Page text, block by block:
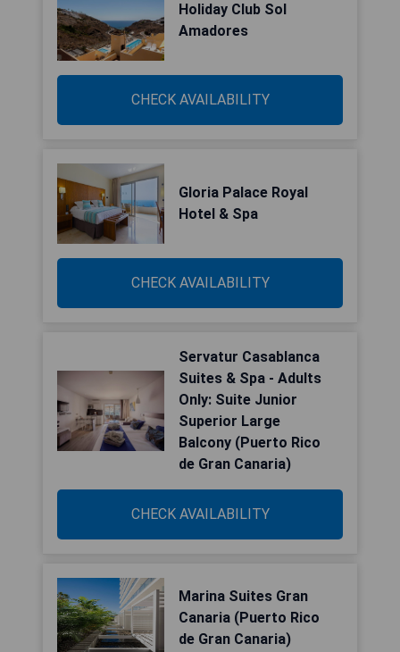
Holiday Club Sol
Amadores
CHECK AVAILABILITY
Gloria Palace Royal
Hotel & Spa
CHECK AVAILABILITY
Servatur Casablanca
Suites & Spa - Adults
Only: Suite Junior
Superior Large
Balcony (Puerto Rico
de Gran Canaria)
CHECK AVAILABILITY
Marina Suites Gran
Canaria (Puerto Rico
de Gran Canaria)